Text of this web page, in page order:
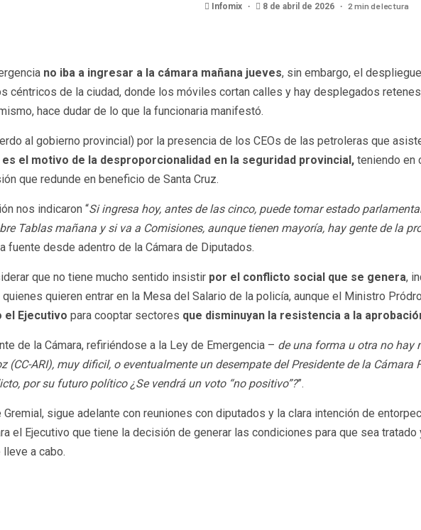
Infomix 8 de abril de 2026 2 min de lectura
no iba a ingresar a la cámara mañana jueves, sin embargo, el
de la ciudad, donde los móviles cortan calles y hay desplegados
hace dudar de lo que la funcionaria manifestó.
al gobierno provincial) por la presencia de los CEOs de las petroleras que
es el motivo de la desproporcionalidad en la seguridad provincial, teniendo en
que redunde en beneficio de Santa Cruz.
nos indicaron “Si ingresa hoy, antes de las cinco, puede tomar estado
Tablas mañana y si va a Comisiones, aunque tienen mayoría, hay gente de la
fuente desde adentro de la Cámara de Diputados.
que no tiene mucho sentido insistir por el conflicto social que se genera,
quieren entrar en la Mesa del Salario de la policía, aunque el Ministro
el Ejecutivo para cooptar sectores que disminuyan la resistencia a la
de la Cámara, refiriéndose a la Ley de Emergencia – de una forma u otra no hay
(CC-ARI), muy dificil, o eventualmente un desempate del Presidente de la Cámara
por su futuro político ¿Se vendrá un voto “no positivo”?”.
sigue adelante con reuniones con diputados y la clara intención de
el Ejecutivo que tiene la decisión de generar las condiciones para que sea
a cabo.